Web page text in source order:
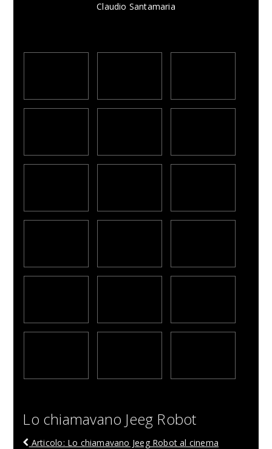
Claudio Santamaria
Lo chiamavano Jeeg Robot
Articolo: Lo chiamavano Jeeg Robot al cinema